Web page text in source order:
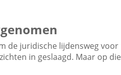
de juridische lijdensweg voor
in geslaagd. Maar op die